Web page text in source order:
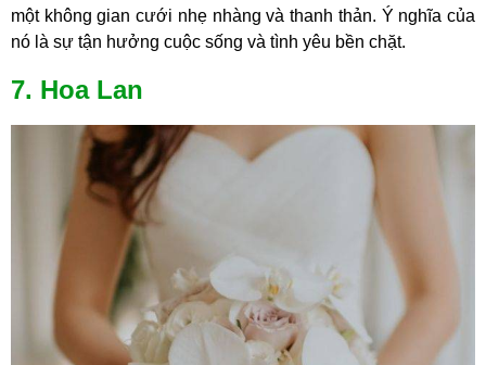
một không gian cưới nhẹ nhàng và thanh thản. Ý nghĩa của
nó là sự tận hưởng cuộc sống và tình yêu bền chặt.
7. Hoa Lan